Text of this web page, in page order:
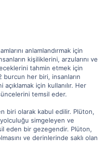
anlamlandırmak için
kişiliklerini, arzularını ve
tahmin etmek için
burcun her biri, insanların
için kullanılır. Her
temsil eder.
biri olarak kabul edilir. Plüton,
simgeleyen ve
eden bir gezegendir. Plüton,
ve derinlerinde saklı olan